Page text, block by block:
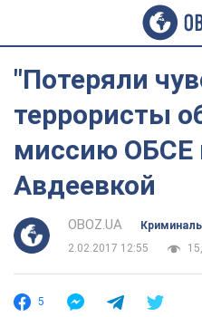
"Потеряли
террористы
миссию ОБСЕ
Авдеевкой
OBOZ.UA
2.02.2017 12:55
5